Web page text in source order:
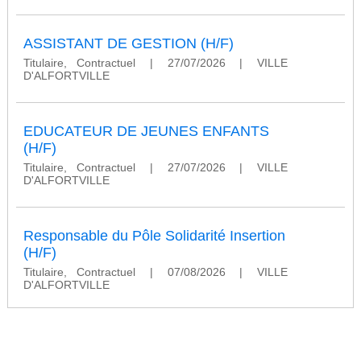
ASSISTANT DE GESTION (H/F)
Titulaire, Contractuel | 27/07/2026 |
VILLE
D'ALFORTVILLE
EDUCATEUR DE JEUNES ENFANTS
(H/F)
Titulaire, Contractuel | 27/07/2026 |
VILLE
D'ALFORTVILLE
Responsable du Pôle Solidarité Insertion
(H/F)
Titulaire, Contractuel | 07/08/2026 |
VILLE
D'ALFORTVILLE